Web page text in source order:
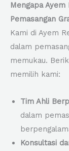
Mengapa
Pemasangan
Kami di Ayem
dalam
memukau.
memilih kami:
Tim Ahli
dalam
Konsultasi